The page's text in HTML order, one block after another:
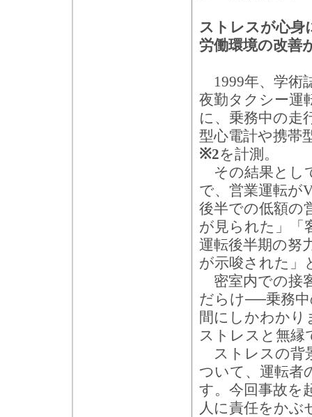
ストレスが心身
労働環境の改善
1999年、学術
夜勤タクシー運
に、乗務中の走
型心電計や携帯
※2を計測。
その結果とし
で、営業運転が
後半での低額の
が見られた」「
運転後半期の努
が示唆された」
密室内での接
だらけ──乗務
間にしかわかり
ストレスと無縁
ストレスの背
ついて、運転者
す。今回事故を
人に責任をかぶ